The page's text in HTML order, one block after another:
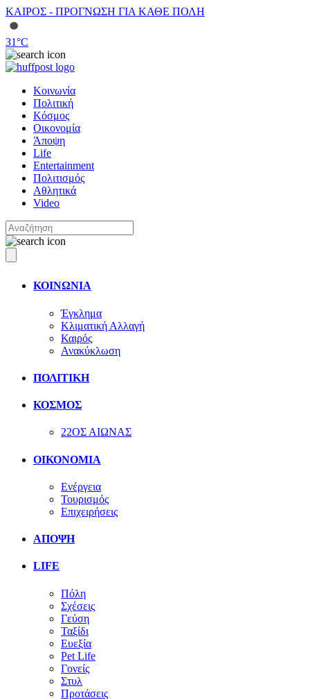
ΚΑΙΡΟΣ - ΠΡΟΓΝΩΣΗ ΓΙΑ ΚΑΘΕ ΠΟΛΗ
31°C
Κοινωνία
Πολιτική
Κόσμος
Οικονομία
Άποψη
Life
Entertainment
Πολιτισμός
Αθλητικά
Video
ΚΟΙΝΩΝΙΑ
Έγκλημα
Κλιματική Αλλαγή
Καιρός
Ανακύκλωση
ΠΟΛΙΤΙΚΗ
ΚΟΣΜΟΣ
22ΟΣ ΑΙΩΝΑΣ
ΟΙΚΟΝΟΜΙΑ
Ενέργεια
Τουρισμός
Επιχειρήσεις
ΑΠΟΨΗ
LIFE
Πόλη
Σχέσεις
Γεύση
Ταξίδι
Ευεξία
Pet Life
Γονείς
Στυλ
Προτάσεις